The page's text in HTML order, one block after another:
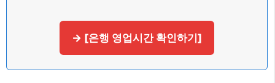
→ [은행 영업시간 확인하기]